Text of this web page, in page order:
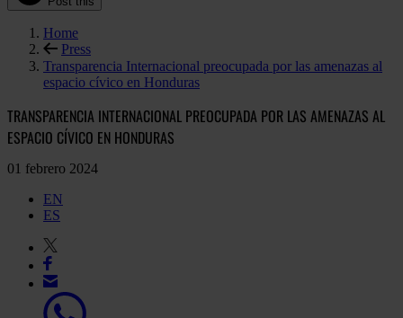
Home
Press
Transparencia Internacional preocupada por las amenazas al
espacio cívico en Honduras
TRANSPARENCIA INTERNACIONAL PREOCUPADA POR LAS AMENAZAS AL
ESPACIO CÍVICO EN HONDURAS
01 febrero 2024
EN
ES